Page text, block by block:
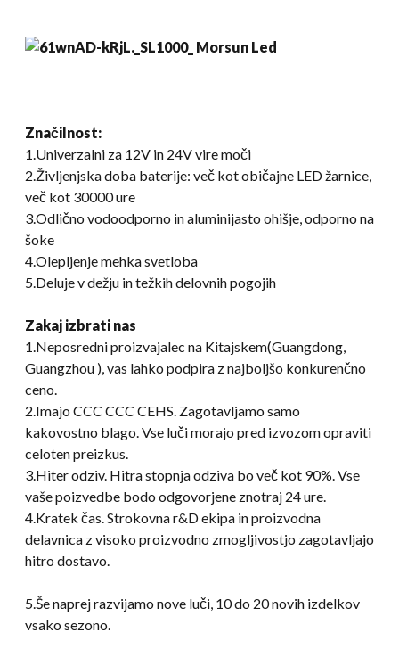
Značilnost:
1.Univerzalni za 12V in 24V vire moči
2.Življenjska doba baterije: več kot običajne LED žarnice,
več kot 30000 ure
3.Odlično vodoodporno in aluminijasto ohišje, odporno na
šoke
4.Olepljenje mehka svetloba
5.Deluje v dežju in težkih delovnih pogojih
Zakaj izbrati nas
1.Neposredni proizvajalec na Kitajskem(Guangdong,
Guangzhou ), vas lahko podpira z najboljšo konkurenčno
ceno.
2.Imajo CCC CCC CEHS. Zagotavljamo samo
kakovostno blago. Vse luči morajo pred izvozom opraviti
celoten preizkus.
3.Hiter odziv. Hitra stopnja odziva bo več kot 90%. Vse
vaše poizvedbe bodo odgovorjene znotraj 24 ure.
4.Kratek čas. Strokovna r&D ekipa in proizvodna
delavnica z visoko proizvodno zmogljivostjo zagotavljajo
hitro dostavo.
5.Še naprej razvijamo nove luči, 10 do 20 novih izdelkov
vsako sezono.